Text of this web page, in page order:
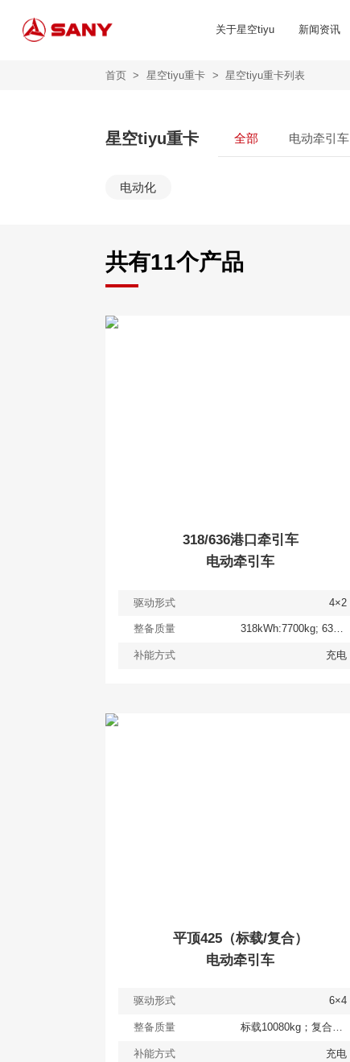
关于星空tiyu 新闻资讯
首页 > 星空tiyu重卡 > 星空tiyu重卡列表
星空tiyu重卡 全部 电动牵引车
电动化
共有11个产品
318/636港口牵引车
电动牵引车
驱动形式 4×2
整备质量 318kWh:7700kg; 636kWh:10300kg
补能方式 充电
平顶425（标载/复合）
电动牵引车
驱动形式 6×4
整备质量 标载10080kg；复合10700kg
补能方式 充电